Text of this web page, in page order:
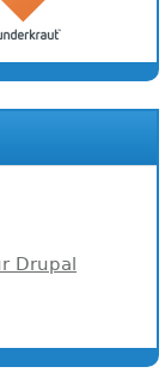
Drupal